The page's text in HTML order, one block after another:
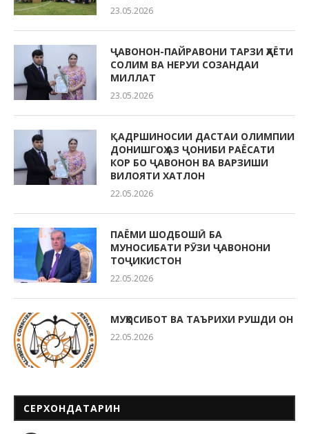
23.05.2026
ҶАВОНОН-ПАЙРАВОНИ ТАРЗИ ҲАЁТИ
СОЛИМ ВА НЕРУИ СОЗАНДАИ
МИЛЛАТ
23.05.2026
ҚАДРШИНОСИИ ДАСТАИ ОЛИМПИИ
ДОНИШГОҲ АЗ ҶОНИБИ РАЁСАТИ
КОР БО ҶАВОНОН ВА ВАРЗИШИ
ВИЛОЯТИ ХАТЛОН
22.05.2026
ПАЁМИ ШОДБОШӢ БА
МУНОСИБАТИ РӮЗИ ҶАВОНОНИ
ТОҶИКИСТОН
22.05.2026
МУҲОСИБОТ ВА ТАЪРИХИ РУШДИ ОН
22.05.2026
СЕРХОНДАТАРИН